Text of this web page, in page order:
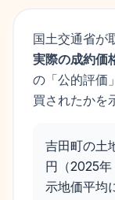
国土交通省が
実際の成約価
の「公的評価
買されたかを
吉田町の土
円（2025
示地価平均